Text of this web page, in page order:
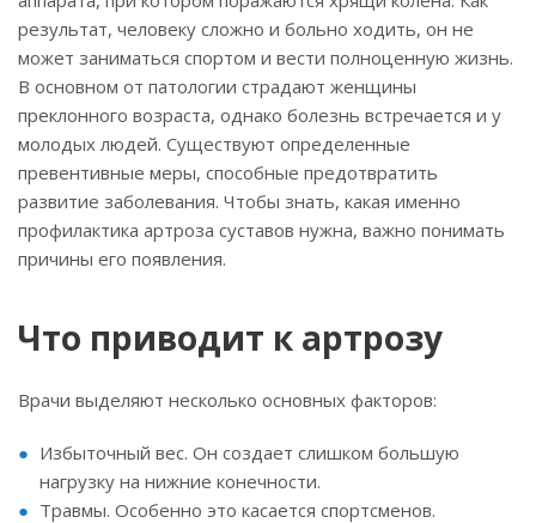
результат, человеку сложно и больно ходить, он не
может заниматься спортом и вести полноценную жизнь.
В основном от патологии страдают женщины
преклонного возраста, однако болезнь встречается и у
молодых людей. Существуют определенные
превентивные меры, способные предотвратить
развитие заболевания. Чтобы знать, какая именно
профилактика артроза суставов нужна, важно понимать
причины его появления.
Что приводит к артрозу
Врачи выделяют несколько основных факторов:
Избыточный вес. Он создает слишком большую
нагрузку на нижние конечности.
Травмы. Особенно это касается спортсменов.